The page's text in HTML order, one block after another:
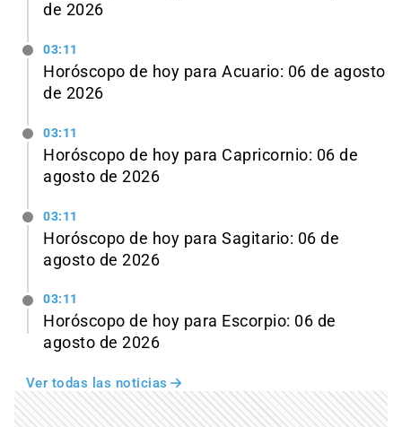
de 2026
03:11
Horóscopo de hoy para Acuario: 06 de agosto
de 2026
03:11
Horóscopo de hoy para Capricornio: 06 de
agosto de 2026
03:11
Horóscopo de hoy para Sagitario: 06 de
agosto de 2026
03:11
Horóscopo de hoy para Escorpio: 06 de
agosto de 2026
Ver todas las noticias